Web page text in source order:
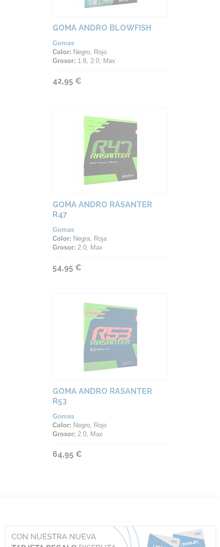
GOMA ANDRO BLOWFISH
Gomas
Color: Negro, Rojo
Grosor: 1.8, 2.0, Max
42,95 €
GOMA ANDRO RASANTER
R47
Gomas
Color: Negra, Roja
Grosor: 2.0, Max
54,95 €
GOMA ANDRO RASANTER
R53
Gomas
Color: Negro, Rojo
Grosor: 2.0, Max
64,95 €